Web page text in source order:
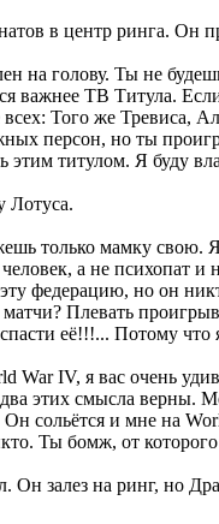
в центр ринга. Он
на голову. Ты не
важнее ТВ Титула.
Того же Тревиса,
персон, но ты
этим титулом. Я буду
Лотуса.
только мамку свою.
а не психопат и
эту федерацию, но он
Плевать
её!!!... Потому
War IV, я вас очень
два этих смысла верны.
сольётся и мне на
Ты бомж, от
Он залез на ринг, но